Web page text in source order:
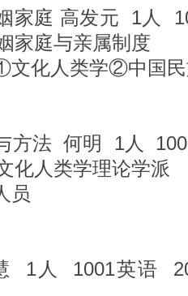
家庭 高发元 1人
家庭与亲属制度
文化人类学②中国
方法 何明 1人
化人类学理论学派
员
1人 1001英语